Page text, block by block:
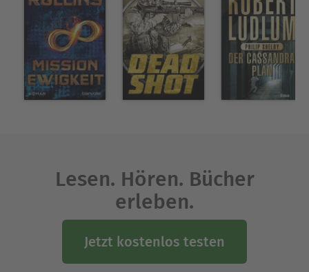
Lesen. Hören. Bücher
erleben.
Jetzt kostenlos testen